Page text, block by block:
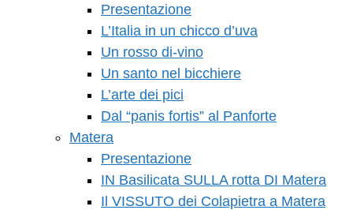
Presentazione
L’Italia in un chicco d’uva
Un rosso di-vino
Un santo nel bicchiere
L’arte dei pici
Dal “panis fortis” al Panforte
Matera
Presentazione
IN Basilicata SULLA rotta DI Matera
Il VISSUTO dei Colapietra a Matera